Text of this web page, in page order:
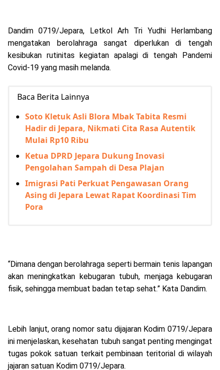
Dandim 0719/Jepara, Letkol Arh Tri Yudhi Herlambang
mengatakan berolahraga sangat diperlukan di tengah
kesibukan rutinitas kegiatan apalagi di tengah Pandemi
Covid-19 yang masih melanda.
Baca Berita Lainnya
Soto Kletuk Asli Blora Mbak Tabita Resmi
Hadir di Jepara, Nikmati Cita Rasa Autentik
Mulai Rp10 Ribu
Ketua DPRD Jepara Dukung Inovasi
Pengolahan Sampah di Desa Plajan
Imigrasi Pati Perkuat Pengawasan Orang
Asing di Jepara Lewat Rapat Koordinasi Tim
Pora
“Dimana dengan berolahraga seperti bermain tenis lapangan
akan meningkatkan kebugaran tubuh, menjaga kebugaran
fisik, sehingga membuat badan tetap sehat.” Kata Dandim.
Lebih lanjut, orang nomor satu dijajaran Kodim 0719/Jepara
ini menjelaskan, kesehatan tubuh sangat penting mengingat
tugas pokok satuan terkait pembinaan teritorial di wilayah
jajaran satuan Kodim 0719/Jepara.